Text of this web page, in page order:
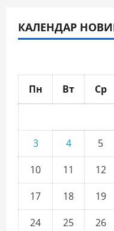
КАЛЕНДАР
Пн Вт Ср
3
4 5
10
11 12
17
18 19
24
25 26